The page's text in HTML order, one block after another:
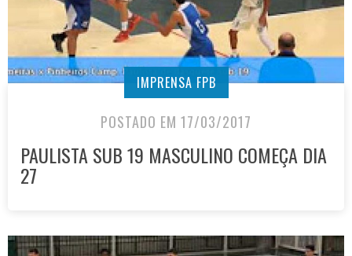
IMPRENSA FPB
POSTADO EM 17/03/2017
PAULISTA SUB 19 MASCULINO COMEÇA DIA
27